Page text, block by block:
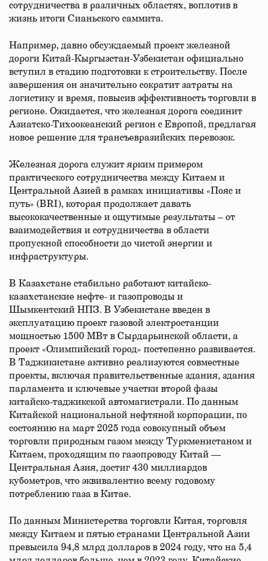
сотрудничества в различных областях, воплотив в
жизнь итоги Сианьского саммита.
Например, давно обсуждаемый проект железной
дороги Китай-Кыргызстан-Узбекистан официально
вступил в стадию подготовки к строительству. После
завершения он значительно сократит затраты на
логистику и время, повысив эффективность торговли в
регионе. Ожидается, что железная дорога соединит
Азиатско-Тихоокеанский регион с Европой, предлагая
новое решение для трансъевразийских перевозок.
Железная дорога служит ярким примером
практического сотрудничества между Китаем и
Центральной Азией в рамках инициативы «Пояс и
путь» (BRI), которая продолжает давать
высококачественные и ощутимые результаты – от
взаимодействия и сотрудничества в области
пропускной способности до чистой энергии и
инфраструктуры.
В Казахстане стабильно работают китайско-
казахстанские нефте- и газопроводы и
Шымкентский НПЗ. В Узбекистане введен в
эксплуатацию проект газовой электростанции
мощностью 1500 МВт в Сырдарьинской области, а
проект «Олимпийский город» постепенно развивается.
В Таджикистане активно реализуются совместные
проекты, включая правительственные здания, здания
парламента и ключевые участки второй фазы
китайско-таджикской автомагистрали. По данным
Китайской национальной нефтяной корпорации, по
состоянию на март 2025 года совокупный объем
торговли природным газом между Туркменистаном и
Китаем, проходящим по газопроводу Китай —
Центральная Азия, достиг 430 миллиардов
кубометров, что эквивалентно всему годовому
потреблению газа в Китае.
По данным Министерства торговли Китая, торговля
между Китаем и пятью странами Центральной Азии
превысила 94,8 млрд долларов в 2024 году, что на 5,4